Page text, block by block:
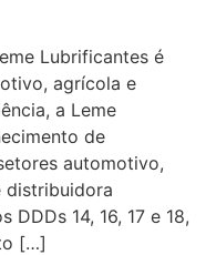
Lubrificantes é
agrícola e
a Leme
de
automotivo,
distribuidora
14, 16, 17 e 18,
[…]